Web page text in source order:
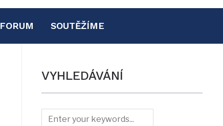
FORUM SOUTĚŽÍME
VYHLEDÁVÁNÍ